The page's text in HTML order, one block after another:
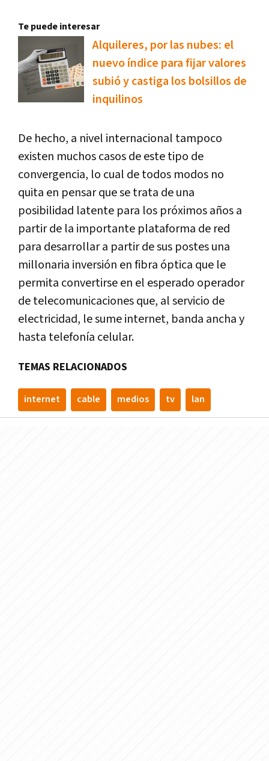
Te puede interesar
Alquileres, por las nubes: el
nuevo índice para fijar valores
subió y castiga los bolsillos de
inquilinos
De hecho, a nivel internacional tampoco
existen muchos casos de este tipo de
convergencia, lo cual de todos modos no
quita en pensar que se trata de una
posibilidad latente para los próximos años a
partir de la importante plataforma de red
para desarrollar a partir de sus postes una
millonaria inversión en fibra óptica que le
permita convertirse en el esperado operador
de telecomunicaciones que, al servicio de
electricidad, le sume internet, banda ancha y
hasta telefonía celular.
TEMAS RELACIONADOS
internet cable medios tv lan